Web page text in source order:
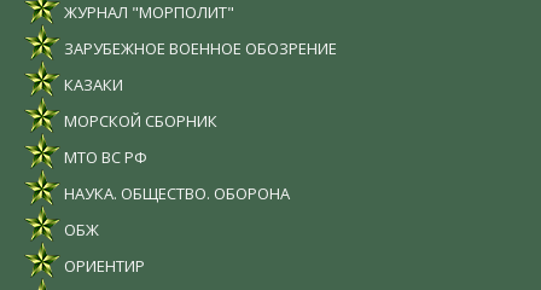
ЖУРНАЛ "МОРПОЛИТ"
ЗАРУБЕЖНОЕ ВОЕННОЕ ОБОЗРЕНИЕ
КАЗАКИ
МОРСКОЙ СБОРНИК
МТО ВС РФ
НАУКА. ОБЩЕСТВО. ОБОРОНА
ОБЖ
ОРИЕНТИР